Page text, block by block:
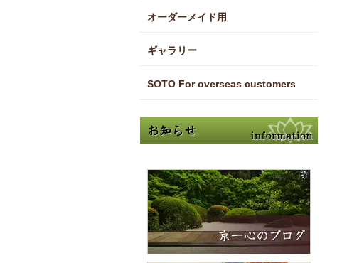
オーダーメイド用
ギャラリー
SOTO For overseas customers